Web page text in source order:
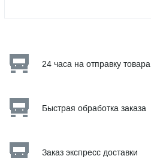
24 часа на отправку товара
Быстрая обработка заказа
Заказ экспресс доставки